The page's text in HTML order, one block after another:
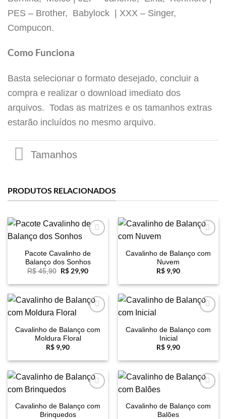
PES – Brother, Babylock | XXX – Singer,
Compucon.
Como Funciona
Basta selecionar o formato desejado, concluir a
compra e realizar o download imediato dos
arquivos. Todas as matrizes e os tamanhos extras
estarão incluídos no mesmo arquivo.
Tamanhos
PRODUTOS RELACIONADOS
Pacote Cavalinho de
Balanço dos Sonhos
R$45,90
O
original
R$ 45,90.
R$ 29,90O
atual
R$ 29,90.
Cavalinho de Balanço com
Nuvem
R$ 9,90
Cavalinho de Balanço com
Moldura Floral
R$ 9,90
Cavalinho de Balanço com
Inicial
R$ 9,90
Cavalinho de Balanço com
Brinquedos
Cavalinho de Balanço com
Balões